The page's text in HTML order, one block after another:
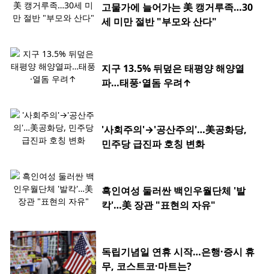
고물가에 늘어가는 美 캥거루족…30
세 미만 절반 "부모와 산다"
지구 13.5% 뒤덮은 태평양 해양열
파…태풍·열돔 우려↑
'사회주의'→'공산주의'…美공화당,
민주당 급진파 호칭 변화
흑인여성 둘러싼 백인우월단체 '발
칵'…美 장관 "표현의 자유"
독립기념일 연휴 시작…은행·증시 휴
무, 코스트코·마트는?